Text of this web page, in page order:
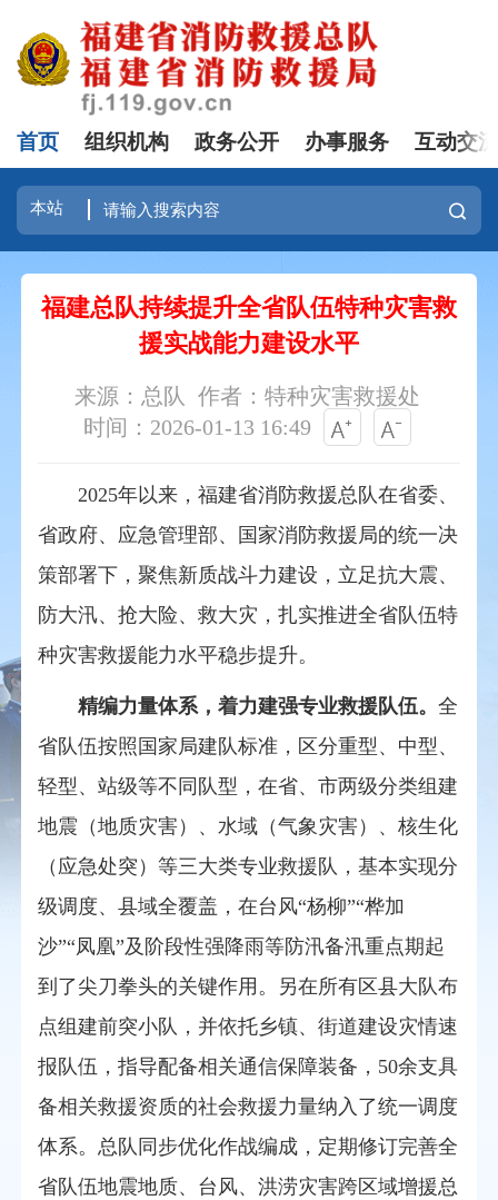
首页 组织机构 政务公开 办事服务 互动交
福建总队持续提升全省队伍特种灾害救
援实战能力建设水平
来源：总队
作者：特种灾害救援处
时间：2026-01-13 16:49
2025年以来， 福建省消防救援总队在省委、
省政府、应急管理部、国家消防救援局的统一决
策部署下， 聚焦新质战斗力建设，立足抗大震、
防大汛、抢大险、救大灾， 扎实推进全省队伍特
种灾害救援能力水平稳步提升。
精编力量体系， 着力建强专业救援队伍。 全
省队伍按照国家局建队标准，区分重型、中型、
轻型、 站级等不同队型，在省、市两级分类组建
地震 （地质灾害）、水域（气象灾害）、核生化
（应急处突 ）等三大类专业救援队，基本实现分
级调度、县域全覆盖，在台风“杨柳”“桦加
沙”“凤凰”及 阶段性强降雨等防汛备汛重点期起
到了尖刀拳头的关键作用。 另在所有区县大队布
点组建前突小队，并依托乡镇、街道建设灾情速
报队伍，指导配备相关通信保障装备 ， 50余支具
备相关救援资质的社会救援力量纳入了统一调度
体系。 总队 同步优化作战编成， 定期修订完善全
省队伍地震地质、台风、洪涝灾害跨区域增援总